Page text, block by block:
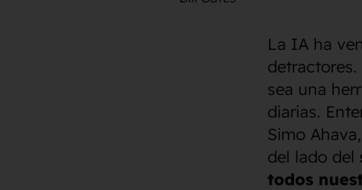
La IA ha
sea una
diarias.
Simo
del lado del
todos